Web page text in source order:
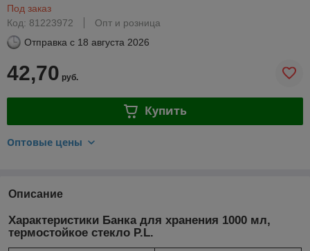
Под заказ
Код: 81223972
Опт и розница
Отправка с 18 августа 2026
42,70 руб.
Купить
Оптовые цены
Описание
Характеристики Банка для хранения 1000 мл,
термостойкое стекло P.L.